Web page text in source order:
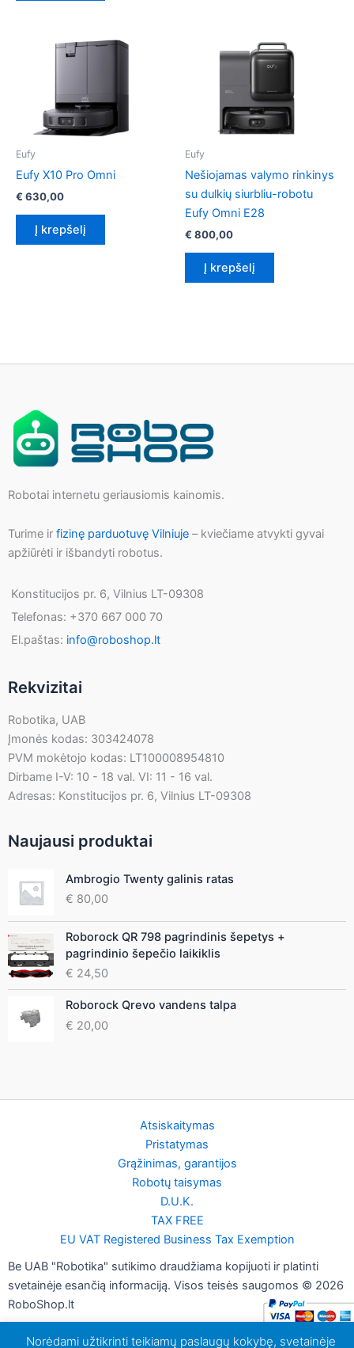
Eufy
Eufy X10 Pro Omni
€ 630,00
Į krepšelį
Eufy
Nešiojamas valymo rinkinys
su dulkių siurbliu-robotu
Eufy Omni E28
€ 800,00
Į krepšelį
Robotai internetu geriausiomis kainomis.
Turime ir fizinę parduotuvę Vilniuje – kviečiame atvykti gyvai
apžiūrėti ir išbandyti robotus.
Konstitucijos pr. 6, Vilnius LT-09308
Telefonas: +370 667 000 70
El.paštas: info@roboshop.lt
Rekvizitai
Robotika, UAB
Įmonės kodas: 303424078
PVM mokėtojo kodas: LT100008954810
Dirbame I-V: 10 - 18 val. VI: 11 - 16 val.
Adresas: Konstitucijos pr. 6, Vilnius LT-09308
Naujausi produktai
Ambrogio Twenty galinis ratas
€ 80,00
Roborock QR 798 pagrindinis šepetys +
pagrindinio šepečio laikiklis
€ 24,50
Roborock Qrevo vandens talpa
€ 20,00
Atsiskaitymas
Pristatymas
Grąžinimas, garantijos
Robotų taisymas
D.U.K.
TAX FREE
EU VAT Registered Business Tax Exemption
Be UAB "Robotika" sutikimo draudžiama kopijuoti ir platinti
svetainėje esančią informaciją. Visos teisės saugomos © 2026
RoboShop.lt
Norėdami užtikrinti teikiamų paslaugų kokybę, svetainėje